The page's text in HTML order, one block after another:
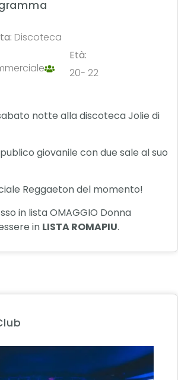
Discoteca
Età:
20- 22
notte alla discoteca Jolie di
giovanile con due sale al suo
Reggaeton del momento!
in lista OMAGGIO Donna
in LISTA ROMAPIU.